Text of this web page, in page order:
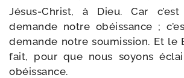
Jésus-​Christ, à Dieu. Car
demande notre obéis­sance ;
demande notre sou­mis­sion. Et le
fait, pour que nous soyons
obéissance.